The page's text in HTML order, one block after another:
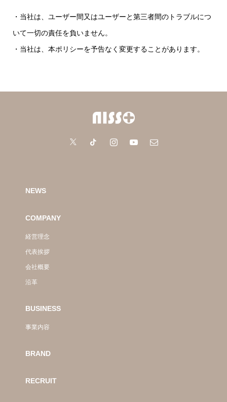
・当社は、ユーザー間又はユーザーと第三者間のトラブルにつ
いて一切の責任を負いません。
・当社は、本ポリシーを予告なく変更することがあります。
NEWS
COMPANY
経営理念
代表挨拶
会社概要
沿革
BUSINESS
事業内容
BRAND
RECRUIT